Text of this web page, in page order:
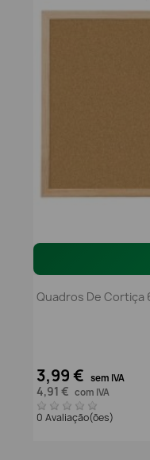
Quadros De Cortiça
3,99 € sem IVA
4,91 € com IVA
0 Avaliação(ões)